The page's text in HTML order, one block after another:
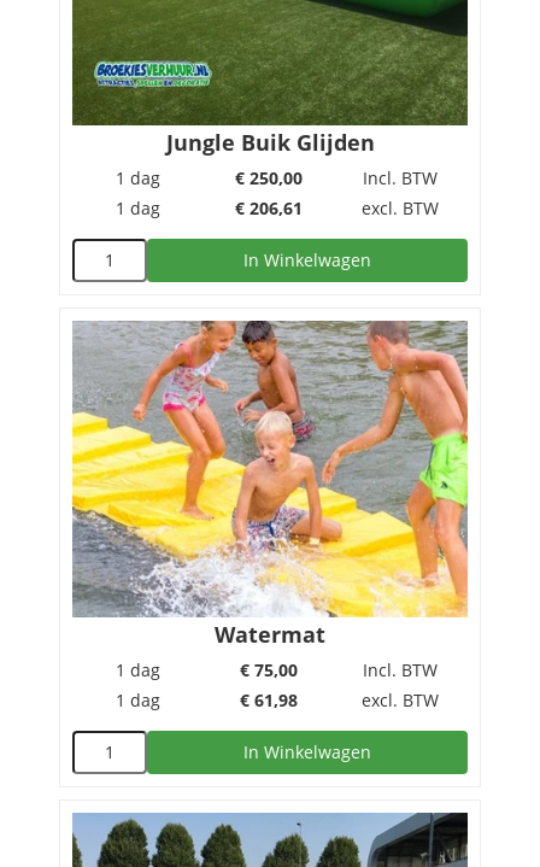
Jungle Buik Glijden
1 dag € 250,00
Incl. BTW
1 dag
€ 206,61 excl. BTW
In Winkelwagen
Watermat
1 dag € 75,00
Incl. BTW
1 dag
€ 61,98 excl. BTW
In Winkelwagen